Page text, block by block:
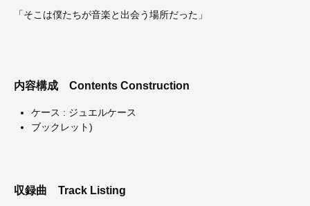
「そこは僕たちが音楽と出会う場所だった」
内容構成 Contents Construction
ケース : ジュエルケース
ブックレット)
収録曲 Track Listing